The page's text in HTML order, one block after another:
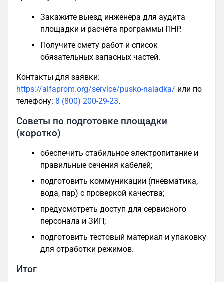
Закажите выезд инженера для аудита
площадки и расчёта программы ПНР.
Получите смету работ и список
обязательных запасных частей.
Контакты для заявки:
https://alfaprom.org/service/pusko-naladka/ или по
телефону: 8 (800) 200-29-23.
Советы по подготовке площадки
(коротко)
обеспечить стабильное электропитание и
правильные сечения кабелей;
подготовить коммуникации (пневматика,
вода, пар) с проверкой качества;
предусмотреть доступ для сервисного
персонала и ЗИП;
подготовить тестовый материал и упаковку
для отработки режимов.
Итог